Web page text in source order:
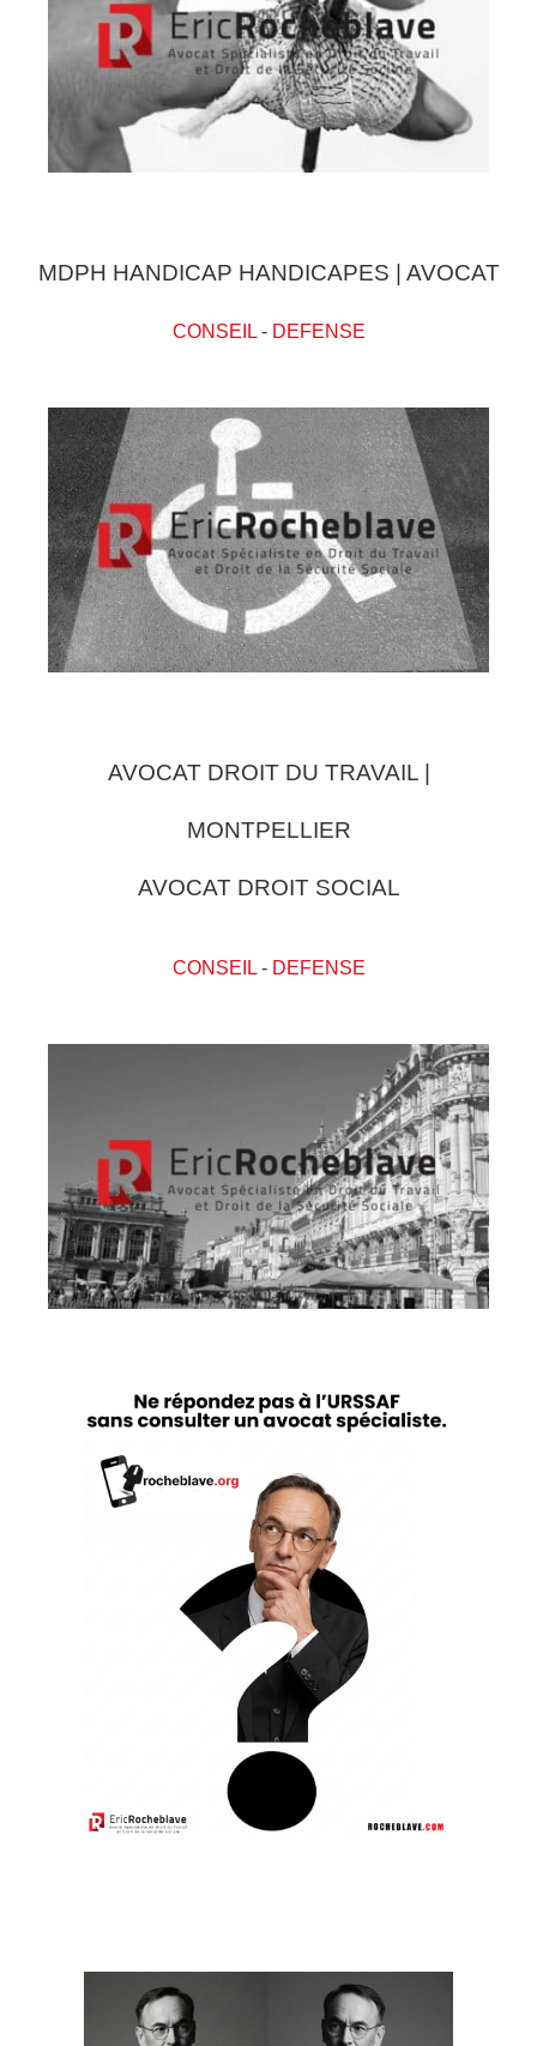
MDPH HANDICAP HANDICAPES | AVOCAT
CONSEIL- DEFENSE
AVOCAT DROIT DU TRAVAIL |
MONTPELLIER
AVOCAT DROIT SOCIAL
CONSEIL- DEFENSE